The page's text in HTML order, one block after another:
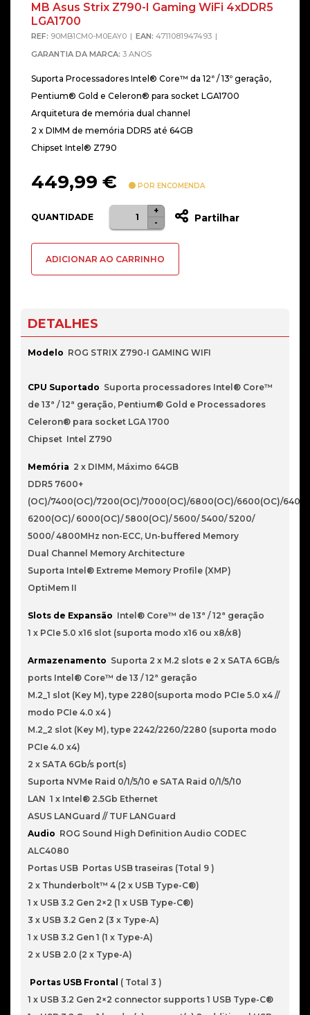
MB Asus Strix Z790-I Gaming WiFi 4xDDR5
LGA1700
REF: 90MB1CM0-M0EAY0 EAN: 4711081947493
GARANTIA DA MARCA: 3 ANOS
Suporta Processadores Intel® Core™ da 12ª / 13º geração,
Pentium® Gold e Celeron® para socket LGA1700
Arquitetura de memória dual channel
2 x DIMM de memória DDR5 até 64GB
Chipset Intel® Z790
449,99 € POR ENCOMENDA
QUANTIDADE
Quantidade
de
Asus
Gaming
WiFi
LGA1700
-
+
Partilhar
ADICIONAR AO CARRINHO
DETALHES
Modelo ROG STRIX Z790-I GAMING WIFI
CPU Suportado Suporta processadores Intel® Core™
de 13ª / 12ª geração, Pentium® Gold e Processadores
Celeron® para socket LGA 1700
Chipset Intel Z790
Memória 2 x DIMM, Máximo 64GB
DDR5 7600+
(OC)/7400(OC)/7200(OC)/7000(OC)/6800(OC)/6600(OC)/
6200(OC)/ 6000(OC)/ 5800(OC)/ 5600/ 5400/ 5200/
5000/ 4800MHz non-ECC, Un-buffered Memory
Dual Channel Memory Architecture
Suporta Intel® Extreme Memory Profile (XMP)
OptiMem II
Slots de Expansão Intel® Core™ de 13ª / 12ª geração
1 x PCIe 5.0 x16 slot (suporta modo x16 ou x8/x8)
Armazenamento Suporta 2 x M.2 slots e 2 x SATA 6GB/s
ports Intel® Core™ de 13 / 12ª geração
M.2_1 slot (Key M), type 2280(suporta modo PCIe 5.0 x4 //
modo PCIe 4.0 x4 )
M.2_2 slot (Key M), type 2242/2260/2280 (suporta modo
PCIe 4.0 x4)
2 x SATA 6Gb/s port(s)
Suporta NVMe Raid 0/1/5/10 e SATA Raid 0/1/5/10
LAN 1 x Intel® 2.5Gb Ethernet
ASUS LANGuard // TUF LANGuard
Audio ROG Sound High Definition Audio CODEC
ALC4080
Portas USB Portas USB traseiras (Total 9 )
2 x Thunderbolt™ 4 (2 x USB Type-C®)
1 x USB 3.2 Gen 2×2 (1 x USB Type-C®)
3 x USB 3.2 Gen 2 (3 x Type-A)
1 x USB 3.2 Gen 1 (1 x Type-A)
2 x USB 2.0 (2 x Type-A)
Portas USB Frontal ( Total 3 )
1 x USB 3.2 Gen 2×2 connector supports 1 USB Type-C®